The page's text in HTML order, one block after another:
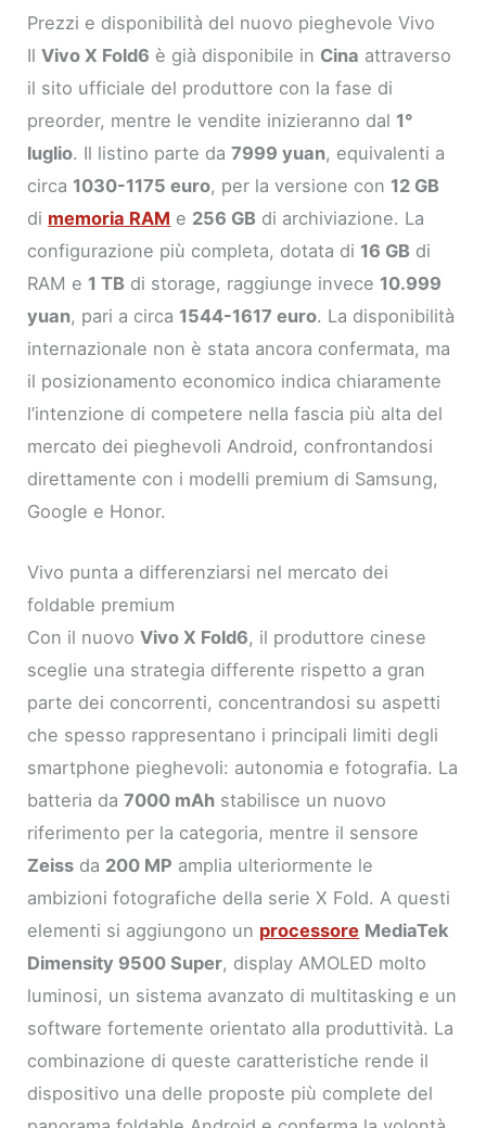
Prezzi e disponibilità del nuovo pieghevole Vivo
IlVivo X Fold6 è già disponibile in Cina attraverso
il sito ufficiale del produttore con la fase di
preorder, mentre le vendite inizieranno dal 1°
luglio. Il listino parte da7999 yuan, equivalenti a
circa 1030-1175 euro, per la versione con 12 GB
di memoria RAM e 256 GB di archiviazione. La
configurazione più completa, dotata di 16 GB di
RAM e 1 TB di storage, raggiunge invece 10.999
yuan, pari a circa 1544-1617 euro. La disponibilità
internazionale non è stata ancora confermata, ma
il posizionamento economico indica chiaramente
l’intenzione di competere nella fascia più alta del
mercato dei pieghevoli Android, confrontandosi
direttamente con i modelli premium di Samsung,
Google e Honor.
Vivo punta a differenziarsi nel mercato dei
foldable premium
Con il nuovoVivo X Fold6, il produttore cinese
sceglie una strategia differente rispetto a gran
parte dei concorrenti, concentrandosi su aspetti
che spesso rappresentano i principali limiti degli
smartphone pieghevoli: autonomia e fotografia. La
batteria da7000 mAh stabilisce un nuovo
riferimento per la categoria, mentre il sensore
Zeiss da 200 MP amplia ulteriormente le
ambizioni fotografiche della serie X Fold. A questi
elementi si aggiungono un processore MediaTek
Dimensity 9500 Super, display AMOLED molto
luminosi, un sistema avanzato di multitasking e un
software fortemente orientato alla produttività. La
combinazione di queste caratteristiche rende il
dispositivo una delle proposte più complete del